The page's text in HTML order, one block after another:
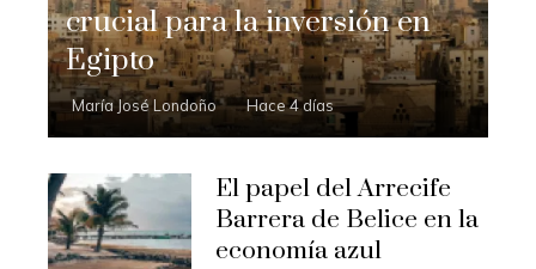
crucial para la inversión en
Egipto
María José Londoño Hace 4 días
El papel del Arrecife
Barrera de Belice en la
economía azul